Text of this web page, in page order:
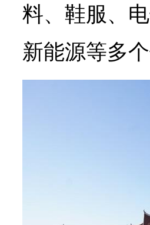
料、鞋服、
新能源等多个